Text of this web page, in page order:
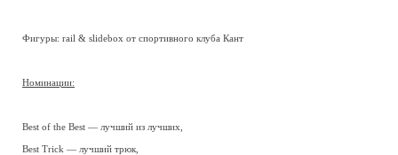
Фигуры: rail & slidebox от спортивного клуба Кант
Номинации:
Best of the Best — лучший из лучших,
Best Trick — лучший трюк,